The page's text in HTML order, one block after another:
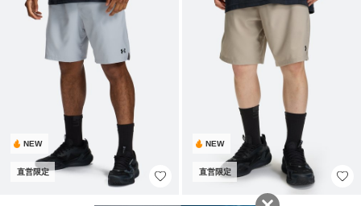
NEW
直営限定
NEW
直営限定